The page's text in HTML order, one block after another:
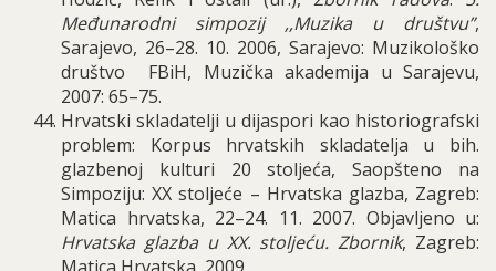
Međunarodni simpozij ,,Muzika u društvu”,
Sarajevo, 26–28. 10. 2006, Sarajevo: Muzikološko
društvo FBiH, Muzička akademija u Sarajevu,
2007: 65–75.
Hrvatski skladatelji u dijaspori kao historiografski
problem: Korpus hrvatskih skladatelja u bih.
glazbenoj kulturi 20 stoljeća, Saopšteno na
Simpoziju: XX stoljeće – Hrvatska glazba, Zagreb:
Matica hrvatska, 22–24. 11. 2007. Objavljeno u:
Hrvatska glazba u XX. stoljeću. Zbornik, Zagreb: